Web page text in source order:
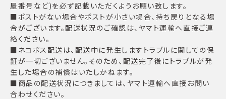
屋番号など)を必ず記載いただくようお願い致します。
■ポストがない場合やポストが小さい場合、持ち戻りとなる場
合がございます。配送状況のご確認は、ヤマト運輸へ直接ご連
絡ください。
■ネコポス配送は、配送中に発生しますトラブルに関しての保
証が一切ございません。そのため、配送完了後にトラブルが発
生した場合の補償はいたしかねます。
■商品の配送状況につきましては、ヤマト運輸へ直接お問い
合わせください。